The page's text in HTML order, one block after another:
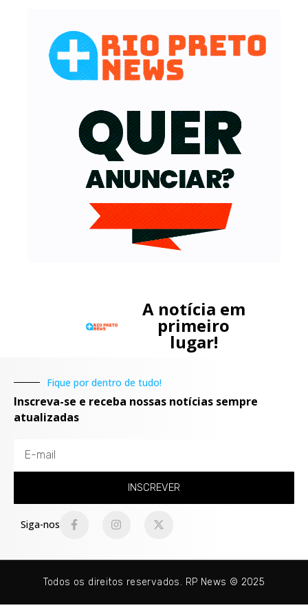
A notícia em
primeiro
lugar!
Fique por dentro de tudo!
Inscreva-se e receba nossas notícias sempre
atualizadas
INSCREVER
Siga-nos
Todos os direitos reservados. RP News © 2025